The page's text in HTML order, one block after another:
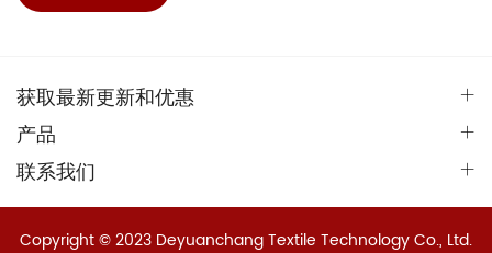
获取最新更新和优惠
产品
联系我们
Copyright © 2023 Deyuanchang Textile Technology Co., Ltd.